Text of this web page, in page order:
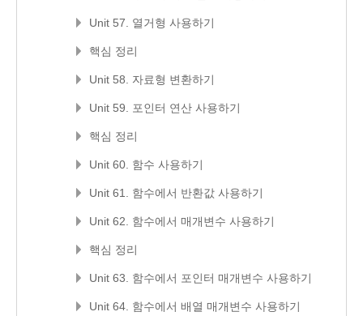
Unit 57. 열거형 사용하기
핵심 정리
Unit 58. 자료형 변환하기
Unit 59. 포인터 연산 사용하기
핵심 정리
Unit 60. 함수 사용하기
Unit 61. 함수에서 반환값 사용하기
Unit 62. 함수에서 매개변수 사용하기
핵심 정리
Unit 63. 함수에서 포인터 매개변수 사용하기
Unit 64. 함수에서 배열 매개변수 사용하기